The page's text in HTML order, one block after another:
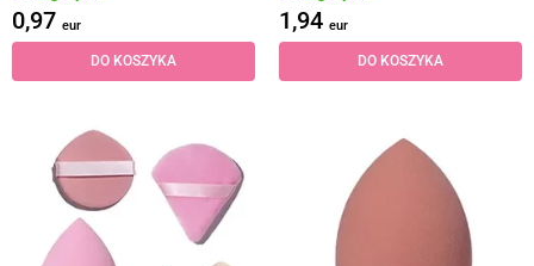
0,97 eur
DO KOSZYKA
1,94 eur
DO KOSZYKA